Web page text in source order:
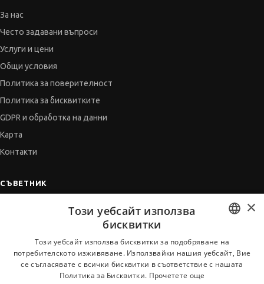
За нас
Често задавани въпроси
Услуги и цени
Общи условия
Политика за поверителност
Политика за бисквитките
GDPR и обработка на данни
Карта
Контакти
СЪВЕТНИК
Когато получим оферта
BULGARIAN
ENGLISH
×
Този уебсайт използва
бисквитки
Този уебсайт използва бисквитки за подобряване на
потребителското изживяване. Използвайки нашия уебсайт, Вие
се съгласявате с всички бисквитки в съответствие с нашата
Политика за Бисквитки. Прочетете още